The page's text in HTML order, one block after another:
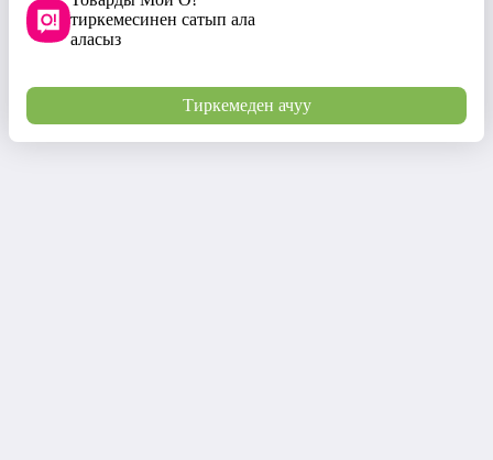
тиркемесинен сатып ала
аласыз
Тиркемеден ачуу